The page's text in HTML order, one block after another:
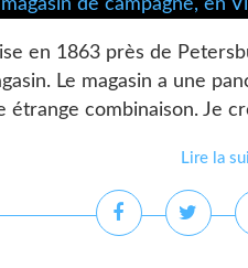
en 1863 près de
Le magasin a une
étrange combinaison. Je
Lire la